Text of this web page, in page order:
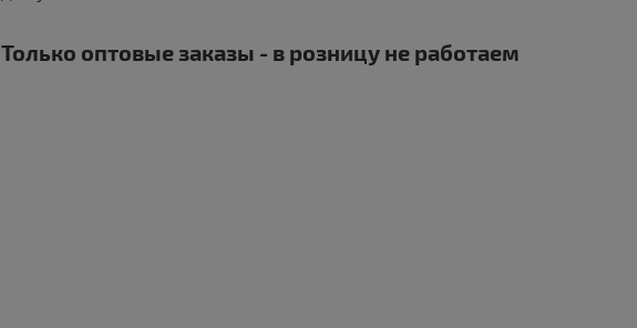
Только оптовые заказы - в розницу не работаем